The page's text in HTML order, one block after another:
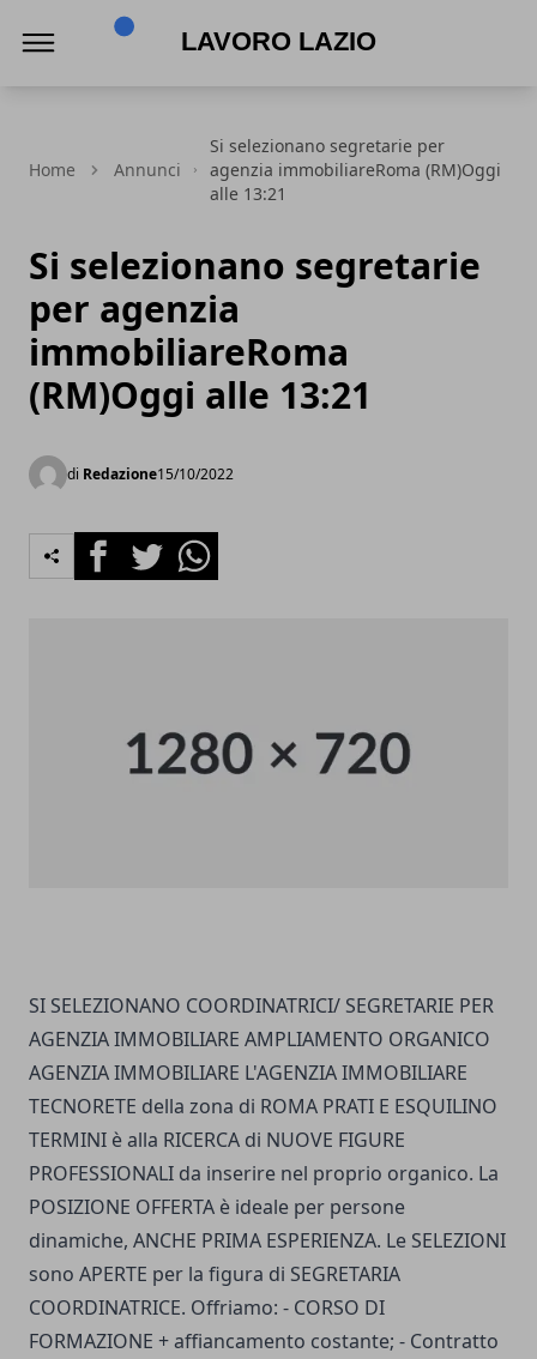
Home Annunci
Si selezionano segretarie per
agenzia immobiliareRoma (RM)Oggi
alle 13:21
Si selezionano segretarie
per agenzia
immobiliareRoma
(RM)Oggi alle 13:21
di Redazione15/10/2022
FacebookTwitterWhatsapp
SI SELEZIONANO COORDINATRICI/ SEGRETARIE PER
AGENZIA IMMOBILIARE AMPLIAMENTO ORGANICO
AGENZIA IMMOBILIARE L'AGENZIA IMMOBILIARE
TECNORETE della zona di ROMA PRATI E ESQUILINO
TERMINI è alla RICERCA di NUOVE FIGURE
PROFESSIONALI da inserire nel proprio organico. La
POSIZIONE OFFERTA è ideale per persone
dinamiche, ANCHE PRIMA ESPERIENZA. Le SELEZIONI
sono APERTE per la figura di SEGRETARIA
COORDINATRICE. Offriamo: - CORSO DI
FORMAZIONE + affiancamento costante; - Contratto